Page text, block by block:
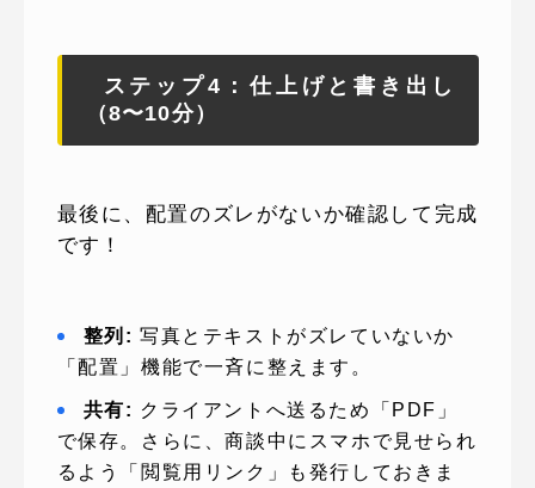
ステップ4：仕上げと書き出し
（8〜10分）
最後に、配置のズレがないか確認して完成
です！
整列: 写真とテキストがズレていないか
「配置」機能で一斉に整えます。
共有: クライアントへ送るため「PDF」
で保存。さらに、商談中にスマホで見せられ
るよう「閲覧用リンク」も発行しておきま